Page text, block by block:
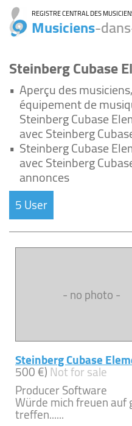
REGISTRE CENTRAL DES
Musiciens-
Steinberg Cubase
• Aperçu des
équipement de
Steinberg Cubase
avec Steinberg
• Steinberg Cubase
avec Steinberg
annonces
5 User
- no photo -
Steinberg Cubase
500 €)Not for sale
Producer Software
Würde mich freuen auf
treffen......